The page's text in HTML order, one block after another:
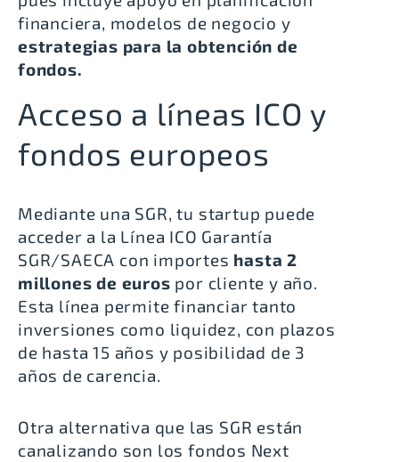
financiera, modelos de negocio y
estrategias para la obtención de
fondos.
Acceso a líneas ICO y
fondos europeos
Mediante una SGR, tu startup puede
acceder a la Línea ICO Garantía
SGR/SAECA con importes hasta 2
millones de euros por cliente y año.
Esta línea permite financiar tanto
inversiones como liquidez, con plazos
de hasta 15 años y posibilidad de 3
años de carencia.
Otra alternativa que las SGR están
canalizando son los fondos Next